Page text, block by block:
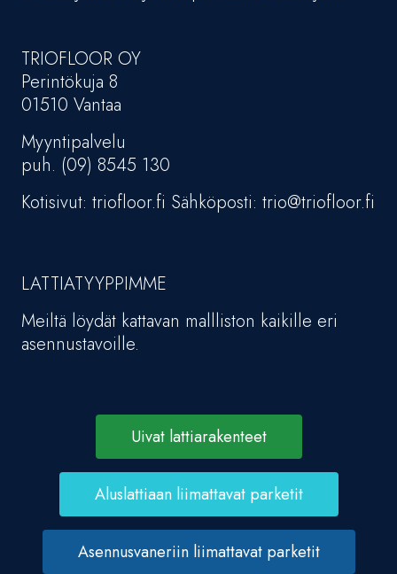
TRIOFLOOR OY
Perintökuja 8
01510 Vantaa
Myyntipalvelu
puh. (09) 8545 130
Kotisivut: triofloor.fi Sähköposti: trio@triofloor.fi
LATTIATYYPPIMME
Meiltä löydät kattavan mallliston kaikille eri
asennustavoille.
Uivat lattiarakenteet
Aluslattiaan liimattavat parketit
Asennusvaneriin liimattavat parketit